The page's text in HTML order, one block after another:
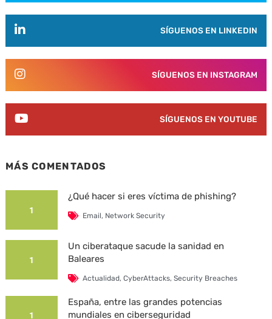
SÍGUENOS EN LINKEDIN
SÍGUENOS EN INSTAGRAM
SÍGUENOS EN YOUTUBE
MÁS COMENTADOS
1
¿Qué hacer si eres víctima de phishing?
Email, Network Security
1
Un ciberataque sacude la sanidad en
Baleares
Actualidad,CyberAttacks,Security Breaches
1
España, entre las grandes potencias
mundiales en ciberseguridad